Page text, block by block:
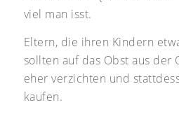
viel man isst.
Eltern, die ihren Kindern
sollten auf das Obst aus der
eher verzichten und
kaufen.